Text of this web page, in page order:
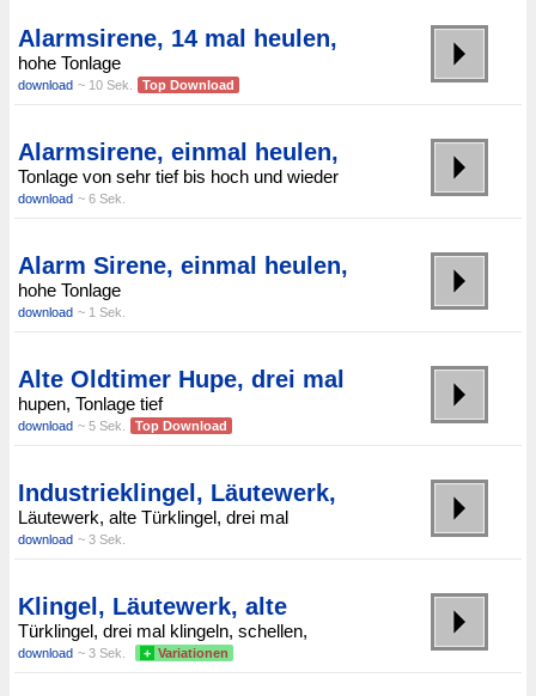
Alarmsirene, 14 mal heulen,
hohe Tonlage
download ~ 10 Sek. Top Download
Alarmsirene, einmal heulen,
Tonlage von sehr tief bis hoch und wieder
download ~ 6 Sek.
Alarm Sirene, einmal heulen,
hohe Tonlage
download ~ 1 Sek.
Alte Oldtimer Hupe, drei mal
hupen, Tonlage tief
download ~ 5 Sek. Top Download
Industrieklingel, Läutewerk,
Läutewerk, alte Türklingel, drei mal
download ~ 3 Sek.
Klingel, Läutewerk, alte
Türklingel, drei mal klingeln, schellen,
download ~ 3 Sek. + Variationen